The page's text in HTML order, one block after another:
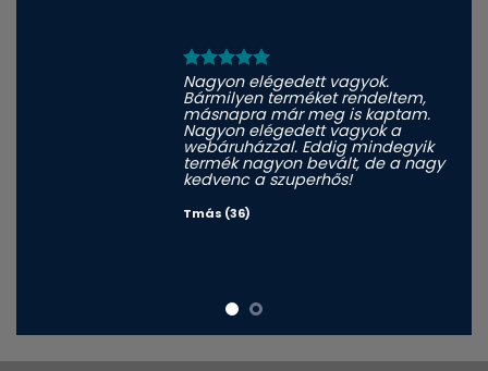
Nagyon elégedett vagyok.
Bármilyen terméket rendeltem,
másnapra már meg is kaptam.
Nagyon elégedett vagyok a
webáruházzal. Eddig mindegyik
termék nagyon bevált, de a nagy
kedvenc a szuperhős!
Tmás (36)